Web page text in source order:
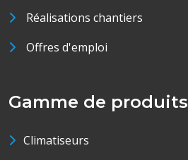
Réalisations chantiers
Offres d'emploi
Gamme de produits
Climatiseurs